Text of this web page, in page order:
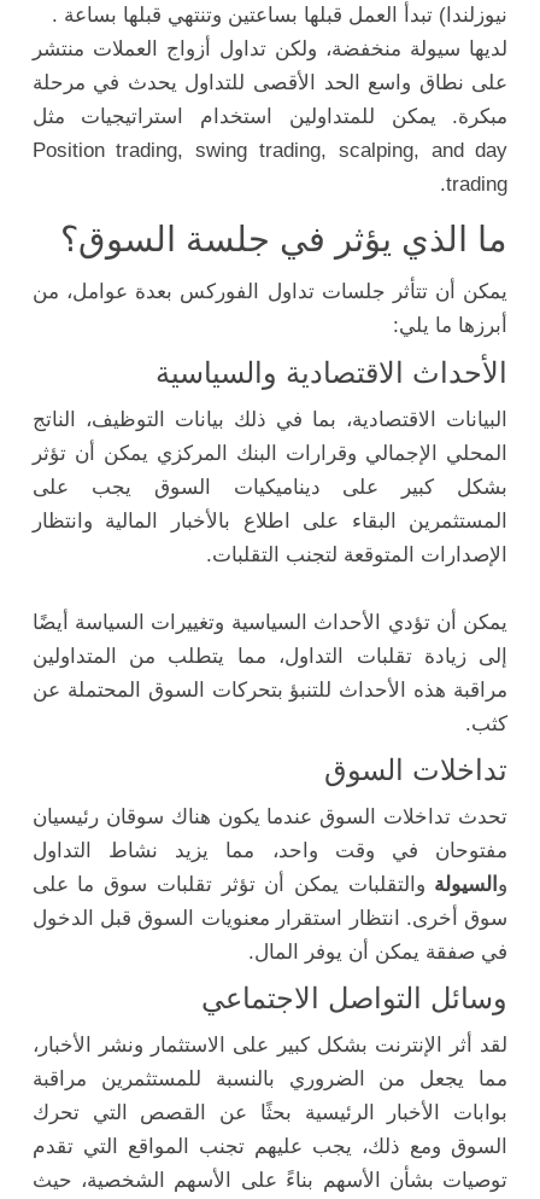
نيوزلندا) تبدأ العمل قبلها بساعتين وتنتهي قبلها بساعة .
لديها سيولة منخفضة، ولكن تداول أزواج العملات منتشر
على نطاق واسع الحد الأقصى للتداول يحدث في مرحلة
مبكرة. يمكن للمتداولين استخدام استراتيجيات مثل
Position trading, swing trading, scalping, and day
trading.
ما الذي يؤثر في جلسة السوق؟
يمكن أن تتأثر جلسات تداول الفوركس بعدة عوامل، من
أبرزها ما يلي:
الأحداث الاقتصادية والسياسية
البيانات الاقتصادية، بما في ذلك بيانات التوظيف، الناتج
المحلي الإجمالي وقرارات البنك المركزي يمكن أن تؤثر
بشكل كبير على ديناميكيات السوق يجب على
المستثمرين البقاء على اطلاع بالأخبار المالية وانتظار
الإصدارات المتوقعة لتجنب التقلبات.
يمكن أن تؤدي الأحداث السياسية وتغييرات السياسة أيضًا
إلى زيادة تقلبات التداول، مما يتطلب من المتداولين
مراقبة هذه الأحداث للتنبؤ بتحركات السوق المحتملة عن
كثب.
تداخلات السوق
تحدث تداخلات السوق عندما يكون هناك سوقان رئيسيان
مفتوحان في وقت واحد، مما يزيد نشاط التداول
و السيولة والتقلبات يمكن أن تؤثر تقلبات سوق ما على
سوق أخرى. انتظار استقرار معنويات السوق قبل الدخول
في صفقة يمكن أن يوفر المال.
وسائل التواصل الاجتماعي
لقد أثر الإنترنت بشكل كبير على الاستثمار ونشر الأخبار،
مما يجعل من الضروري بالنسبة للمستثمرين مراقبة
بوابات الأخبار الرئيسية بحثًا عن القصص التي تحرك
السوق ومع ذلك، يجب عليهم تجنب المواقع التي تقدم
توصيات بشأن الأسهم بناءً على الأسهم الشخصية، حيث